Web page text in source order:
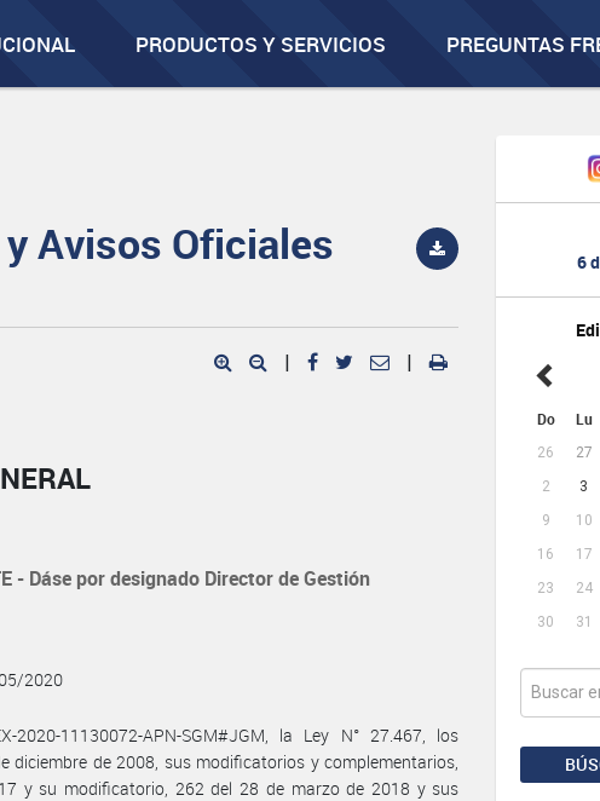
PRODUCTOS Y SERVICIOS PREGUNTAS
6
Do Lu
26 27
2
3
9
10
16
17
23
24
30
31
Avisos Oficiales
| |
- Dáse por designado Director de Gestión
2020
2020-11130072-APN-SGM#JGM, la Ley N° 27.467, los
diciembre de 2008, sus modificatorios y complementarios,
y su modificatorio, 262 del 28 de marzo de 2018 y sus